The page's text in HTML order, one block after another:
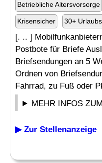
Betriebliche Altersvorsorge
Krisensicher 30+
[. .. ]
Postbote für Briefe
Briefsendungen an 5
Ordnen von
Fahrrad, zu Fuß oder
MEHR INFOS
▶ Zur Stellenanzeige